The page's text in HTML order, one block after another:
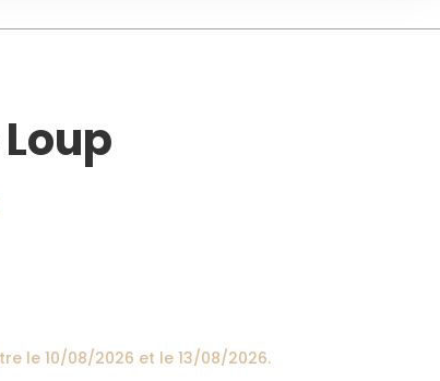
le10/08/2026 et le13/08/2026.